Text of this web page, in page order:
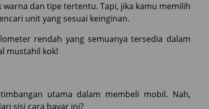
dan tipe tertentu. Tapi, jika kamu memilih
unit yang sesuai keinginan.
rendah yang semuanya tersedia dalam
mustahil kok!
utama dalam membeli mobil. Nah,
sisi cara bayar ini?